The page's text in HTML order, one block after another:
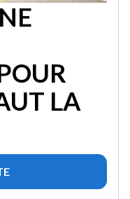
LA